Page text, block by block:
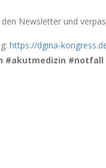
Newsletter und
https://dgina-
#akutmedizin